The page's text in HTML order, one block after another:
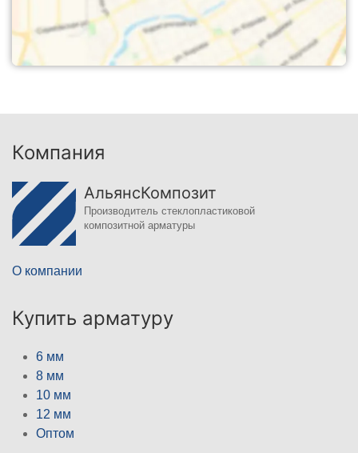
Компания
АльянсКомпозит
Производитель стеклопластиковой
композитной арматуры
О компании
Купить арматуру
6 мм
8 мм
10 мм
12 мм
Оптом